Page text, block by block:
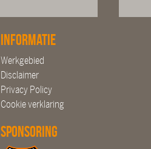
Informatie
Werkgebied
Disclaimer
Privacy Policy
Cookie verklaring
Sponsoring